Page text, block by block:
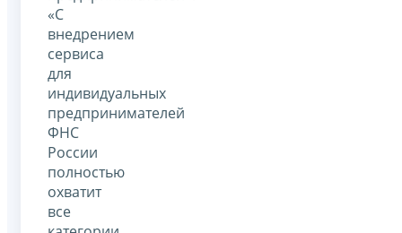
«С
внедрением
сервиса
для
индивидуальных
предпринимателей
ФНС
России
полностью
охватит
все